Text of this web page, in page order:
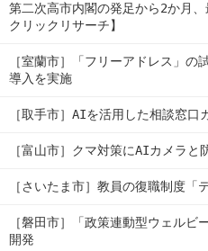
第二次高市内閣の発足から2か月
クリックリサーチ】
［室蘭市］「フリーアドレス」
導入を実施
［取手市］AIを活用した相談窓口
［富山市］クマ対策にAIカメラと
［さいたま市］教員の復職制度「
［磐田市］「政策連動型ウェルビ
開発